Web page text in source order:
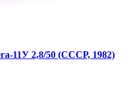
11У 2,8/50 (СССР, 1982)